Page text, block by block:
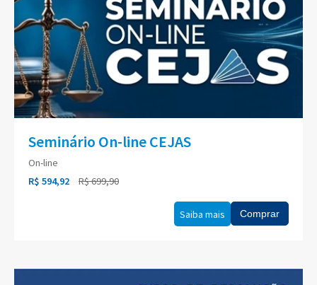
Seminário On-line CEJAS
On-line
R$ 594,92
R$ 699,90
Saiba mais Comprar